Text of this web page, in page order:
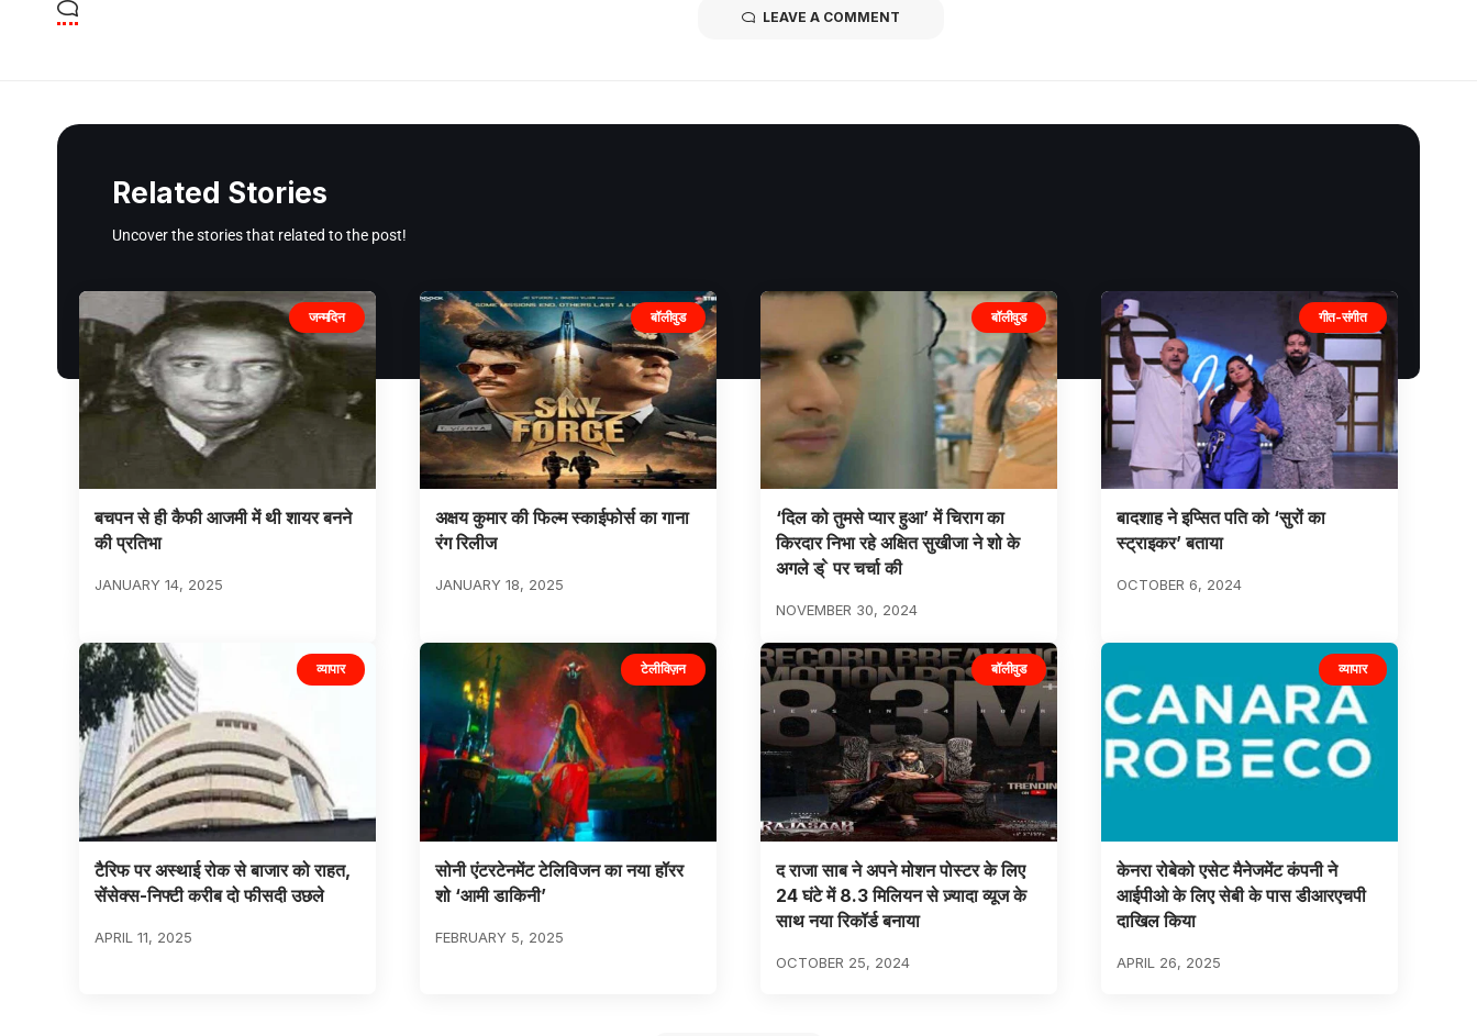
LEAVE A COMMENT
Related Stories
Uncover the stories that related to the post!
जन्मदिन
बचपन से ही कैफी आजमी में थी शायर बनने
की प्रतिभा
JANUARY 14, 2025
बॉलीवुड
अक्षय कुमार की फिल्म स्काईफोर्स का गाना
रंग रिलीज
JANUARY 18, 2025
बॉलीवुड
‘दिल को तुमसे प्यार हुआ’ में चिराग का
किरदार निभा रहे अक्षित सुखीजा ने शो के
अगले ड् े पर चर्चा की
NOVEMBER 30, 2024
गीत-संगीत
बादशाह ने इप्सित पति को ‘सुरों का
स्ट्राइकर’ बताया
OCTOBER 6, 2024
व्यापार
टैरिफ पर अस्थाई रोक से बाजार को राहत,
सेंसेक्स-निफ्टी करीब दो फीसदी उछले
APRIL 11, 2025
टेलीविज़न
सोनी एंटरटेनमेंट टेलिविजन का नया हॉरर
शो ‘आमी डाकिनी’
FEBRUARY 5, 2025
बॉलीवुड
द राजा साब ने अपने मोशन पोस्टर के लिए
24 घंटे में 8.3 मिलियन से ज़्यादा व्यूज के
साथ नया रिकॉर्ड बनाया
OCTOBER 25, 2024
व्यापार
केनरा रोबेको एसेट मैनेजमेंट कंपनी ने
आईपीओ के लिए सेबी के पास डीआरएचपी
दाखिल किया
APRIL 26, 2025